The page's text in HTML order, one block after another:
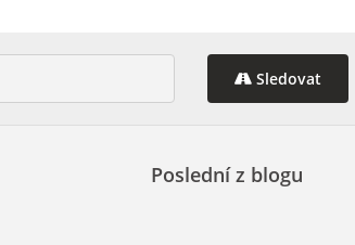
Sledovat
Poslední z blogu